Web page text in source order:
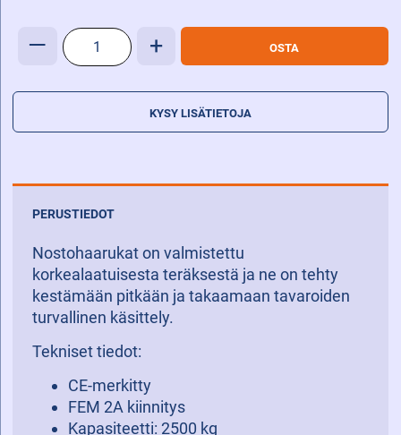
—
NOSTOHAARUKKA
100X40X1200+ OSTA
KYSY LISÄTIETOJA
PERUSTIEDOT
Nostohaarukat on valmistettu
korkealaatuisesta teräksestä ja ne on tehty
kestämään pitkään ja takaamaan tavaroiden
turvallinen käsittely.
Tekniset tiedot:
CE-merkitty
FEM 2A kiinnitys
Kapasiteetti: 2500 kg